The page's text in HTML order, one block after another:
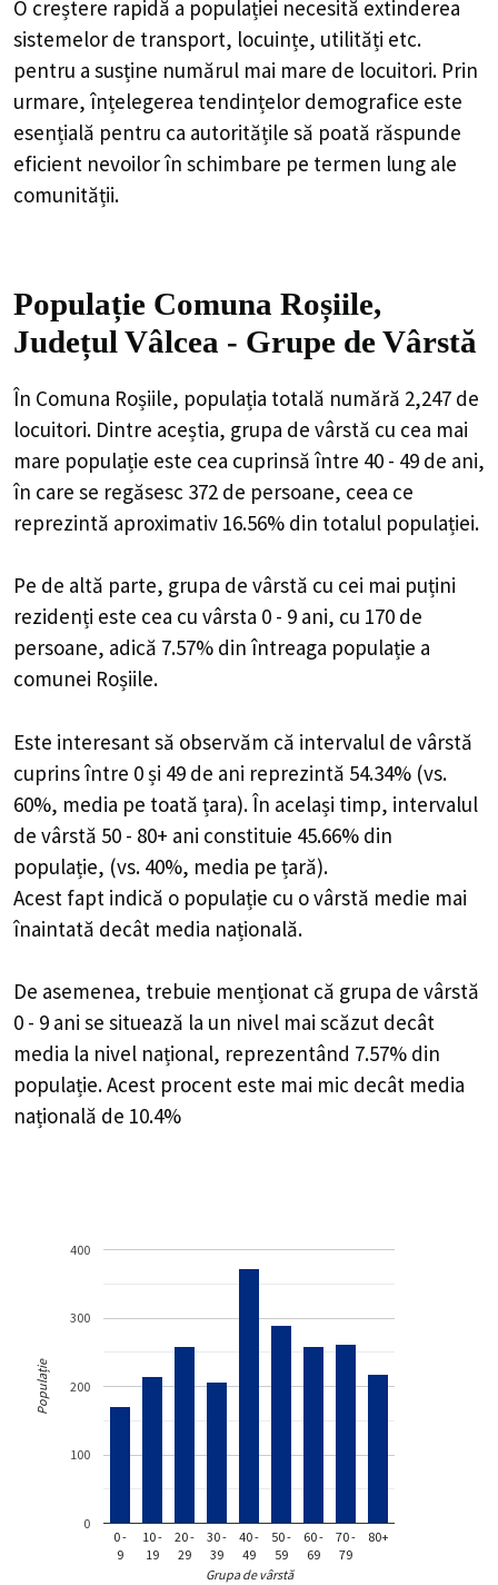
O creștere rapidă a populației necesită extinderea
sistemelor de transport, locuințe, utilități etc.
pentru a susține numărul mai mare de locuitori. Prin
urmare, înțelegerea tendințelor demografice este
esențială pentru ca autoritățile să poată răspunde
eficient nevoilor în schimbare pe termen lung ale
comunității.
Populație Comuna Roșiile,
Județul Vâlcea - Grupe de Vârstă
În Comuna Roșiile, populația totală numără 2,247 de
locuitori. Dintre aceștia, grupa de vârstă cu cea mai
mare populație este cea cuprinsă între 40 - 49 de ani,
în care se regăsesc 372 de persoane, ceea ce
reprezintă aproximativ 16.56% din totalul populației.
Pe de altă parte, grupa de vârstă cu cei mai puțini
rezidenți este cea cu vârsta 0 - 9 ani, cu 170 de
persoane, adică 7.57% din întreaga populație a
comunei Roșiile.
Este interesant să observăm că intervalul de vârstă
cuprins între 0 și 49 de ani reprezintă 54.34% (vs.
60%, media pe toată țara). În același timp, intervalul
de vârstă 50 - 80+ ani constituie 45.66% din
populație, (vs. 40%, media pe țară).
Acest fapt indică o populație cu o vârstă medie mai
înaintată decât media națională.
De asemenea, trebuie menționat că grupa de vârstă
0 - 9 ani se situează la un nivel mai scăzut decât
media la nivel național, reprezentând 7.57% din
populație. Acest procent este mai mic decât media
națională de 10.4%
0 -
9
10 -
19
20 -
29
30 -
39
40 -
49
50 -
59
60 -
69
70 -
79
80+
0
100
200
300
400
Grupa de vârstă
Populație